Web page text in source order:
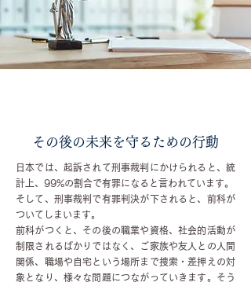
その後の未来を守るための行動
日本では、起訴されて刑事裁判にかけられると、統
計上、99%の割合で有罪になると言われています。
そして、刑事裁判で有罪判決が下されると、前科が
ついてしまいます。
前科がつくと、その後の職業や資格、社会的活動が
制限されるばかりではなく、ご家族や友人との人間
関係、職場や自宅という場所まで捜索・差押えの対
象となり、様々な問題につながっていきます。そう